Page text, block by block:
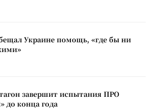
Украине помощь, «где бы ни
завершит испытания ПРО
до конца года